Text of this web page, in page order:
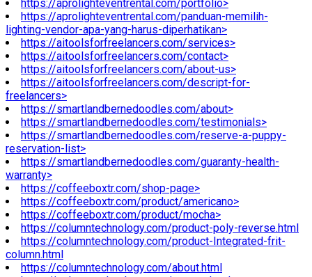
https://aprolighteventrental.com/portfolio>
https://aprolighteventrental.com/panduan-memilih-
lighting-vendor-apa-yang-harus-diperhatikan>
https://aitoolsforfreelancers.com/services>
https://aitoolsforfreelancers.com/contact>
https://aitoolsforfreelancers.com/about-us>
https://aitoolsforfreelancers.com/descript-for-
freelancers>
https://smartlandbernedoodles.com/about>
https://smartlandbernedoodles.com/testimonials>
https://smartlandbernedoodles.com/reserve-a-puppy-
reservation-list>
https://smartlandbernedoodles.com/guaranty-health-
warranty>
https://coffeeboxtr.com/shop-page>
https://coffeeboxtr.com/product/americano>
https://coffeeboxtr.com/product/mocha>
https://columntechnology.com/product-poly-reverse.html
https://columntechnology.com/product-Integrated-frit-
column.html
https://columntechnology.com/about.html